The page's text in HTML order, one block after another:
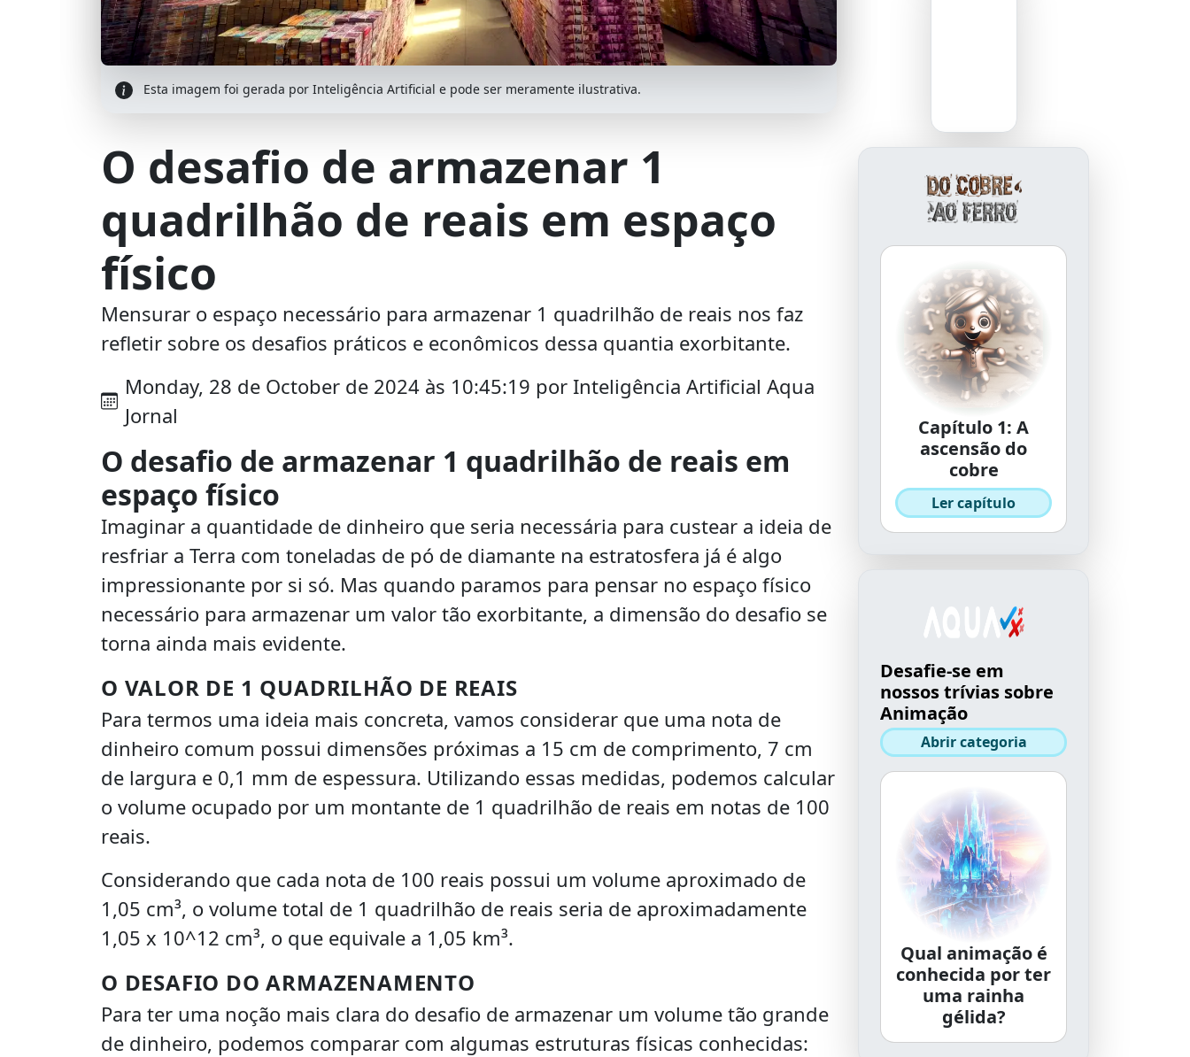
Esta imagem foi gerada por Inteligência Artificial e pode ser meramente ilustrativa.
O desafio de armazenar 1
quadrilhão de reais em espaço
físico
Mensurar o espaço necessário para armazenar 1 quadrilhão de reais nos faz
refletir sobre os desafios práticos e econômicos dessa quantia exorbitante.
Monday, 28 de October de 2024 às 10:45:19 por Inteligência Artificial Aqua
Jornal
O desafio de armazenar 1 quadrilhão de reais em
espaço físico
Imaginar a quantidade de dinheiro que seria necessária para custear a ideia de
resfriar a Terra com toneladas de pó de diamante na estratosfera já é algo
impressionante por si só. Mas quando paramos para pensar no espaço físico
necessário para armazenar um valor tão exorbitante, a dimensão do desafio se
torna ainda mais evidente.
O VALOR DE 1 QUADRILHÃO DE REAIS
Para termos uma ideia mais concreta, vamos considerar que uma nota de
dinheiro comum possui dimensões próximas a 15 cm de comprimento, 7 cm
de largura e 0,1 mm de espessura. Utilizando essas medidas, podemos calcular
o volume ocupado por um montante de 1 quadrilhão de reais em notas de 100
reais.
Considerando que cada nota de 100 reais possui um volume aproximado de
1,05 cm³, o volume total de 1 quadrilhão de reais seria de aproximadamente
1,05 x 10^12 cm³, o que equivale a 1,05 km³.
O DESAFIO DO ARMAZENAMENTO
Para ter uma noção mais clara do desafio de armazenar um volume tão grande
de dinheiro, podemos comparar com algumas estruturas físicas conhecidas:
Capítulo 1: A
ascensão do
cobre
Ler capítulo
Desafie-se em
nossos trívias sobre
Animação
Abrir categoria
Qual animação é
conhecida por ter
uma rainha
gélida?